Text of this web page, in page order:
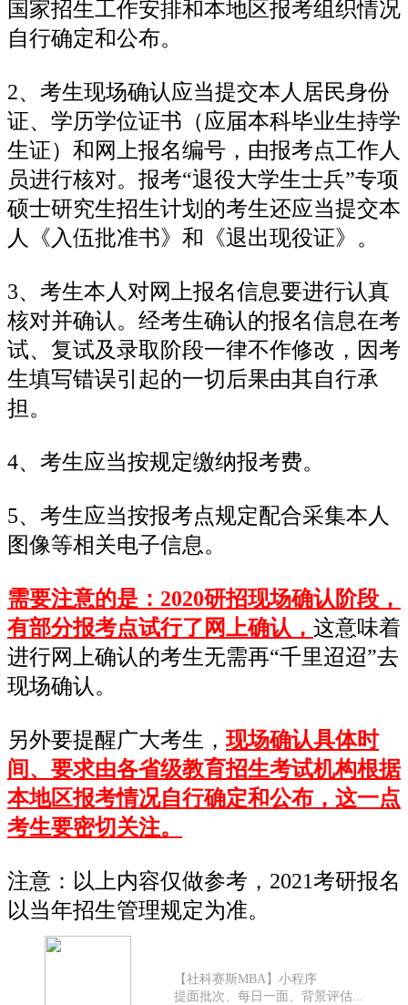
国家招生工作安排和本地区报考组织情况
自行确定和公布。
2、考生现场确认应当提交本人居民身份
证、学历学位证书（应届本科毕业生持学
生证）和网上报名编号，由报考点工作人
员进行核对。报考“退役大学生士兵”专项
硕士研究生招生计划的考生还应当提交本
人《入伍批准书》和《退出现役证》。
3、考生本人对网上报名信息要进行认真
核对并确认。经考生确认的报名信息在考
试、复试及录取阶段一律不作修改，因考
生填写错误引起的一切后果由其自行承
担。
4、考生应当按规定缴纳报考费。
5、考生应当按报考点规定配合采集本人
图像等相关电子信息。
需要注意的是：2020研招现场确认阶段，
有部分报考点试行了网上确认， 这意味着
进行网上确认的考生无需再“千里迢迢”去
现场确认。
另外要提醒广大考生，现场确认具体时
间、要求由各省级教育招生考试机构根据
本地区报考情况自行确定和公布，这一点
考生要密切关注。
注意：以上内容仅做参考，2021考研报名
以当年招生管理规定为准。
【社科赛斯MBA】小程序
提面批次、每日一面、背景评估...